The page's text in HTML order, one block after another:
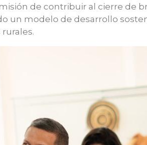
de contribuir al cierre de
un modelo de desarrollo